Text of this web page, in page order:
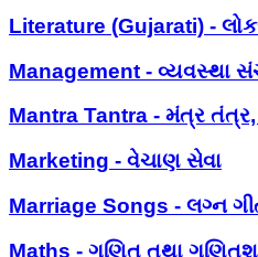
Literature (Gujarati) -
Management - વ્યવસ્થા
Mantra Tantra - મંત્ર તંત્ર,
Marketing - વેચાણ સેવા
Marriage Songs - લગ્ન
Maths - ગણિત તથા